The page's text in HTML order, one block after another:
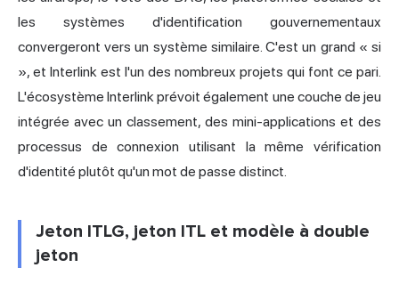
les systèmes d'identification gouvernementaux
convergeront vers un système similaire. C'est un grand « si
», et Interlink est l'un des nombreux projets qui font ce pari.
L'écosystème Interlink prévoit également une couche de jeu
intégrée avec un classement, des mini-applications et des
processus de connexion utilisant la même vérification
d'identité plutôt qu'un mot de passe distinct.
Jeton ITLG, jeton ITL et modèle à double
jeton